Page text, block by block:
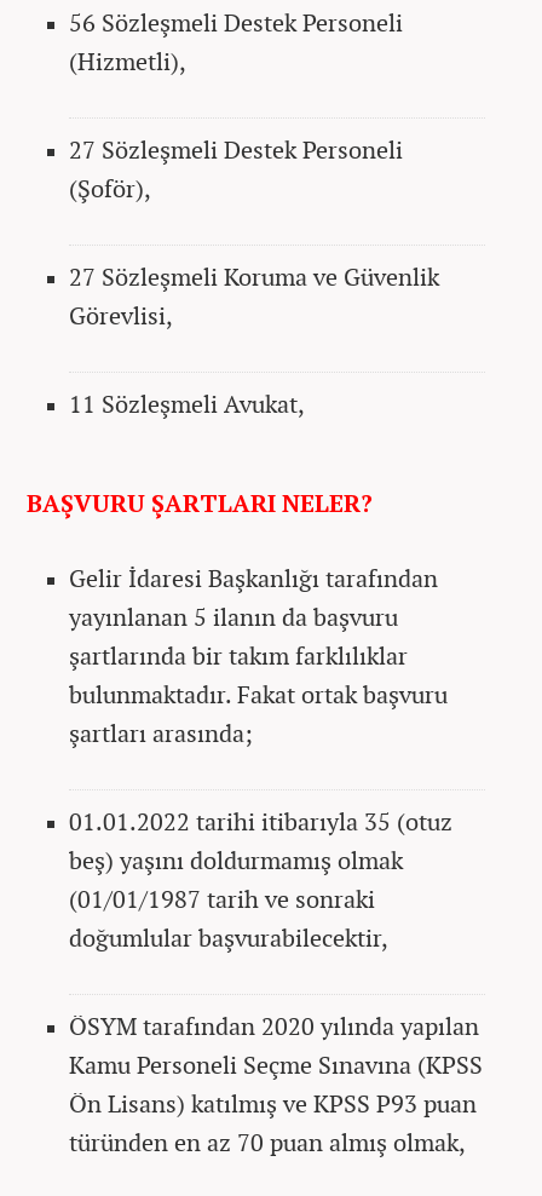
56 Sözleşmeli Destek Personeli
(Hizmetli),
27 Sözleşmeli Destek Personeli
(Şoför),
27 Sözleşmeli Koruma ve Güvenlik
Görevlisi,
11 Sözleşmeli Avukat,
BAŞVURU ŞARTLARI NELER?
Gelir İdaresi Başkanlığı tarafından
yayınlanan 5 ilanın da başvuru
şartlarında bir takım farklılıklar
bulunmaktadır. Fakat ortak başvuru
şartları arasında;
01.01.2022 tarihi itibarıyla 35 (otuz
beş) yaşını doldurmamış olmak
(01/01/1987 tarih ve sonraki
doğumlular başvurabilecektir,
ÖSYM tarafından 2020 yılında yapılan
Kamu Personeli Seçme Sınavına (KPSS
Ön Lisans) katılmış ve KPSS P93 puan
türünden en az 70 puan almış olmak,